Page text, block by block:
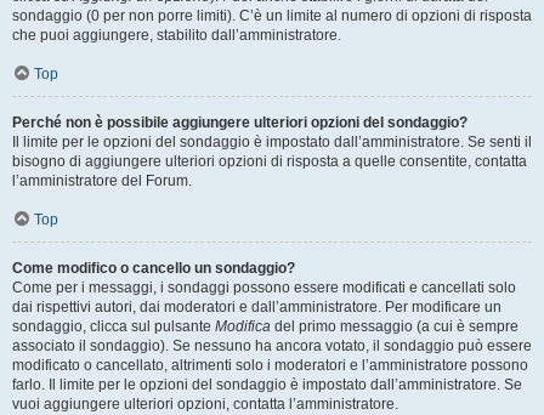
sondaggio (0 per non porre limiti). C’è un limite al numero di opzioni di risposta
che puoi aggiungere, stabilito dall’amministratore.
Top
Perché non è possibile aggiungere ulteriori opzioni del sondaggio?
Il limite per le opzioni del sondaggio è impostato dall’amministratore. Se senti il
bisogno di aggiungere ulteriori opzioni di risposta a quelle consentite, contatta
l’amministratore del Forum.
Top
Come modifico o cancello un sondaggio?
Come per i messaggi, i sondaggi possono essere modificati e cancellati solo
dai rispettivi autori, dai moderatori e dall’amministratore. Per modificare un
sondaggio, clicca sul pulsante Modifica del primo messaggio (a cui è sempre
associato il sondaggio). Se nessuno ha ancora votato, il sondaggio può essere
modificato o cancellato, altrimenti solo i moderatori e l’amministratore possono
farlo. Il limite per le opzioni del sondaggio è impostato dall’amministratore. Se
vuoi aggiungere ulteriori opzioni, contatta l’amministratore.